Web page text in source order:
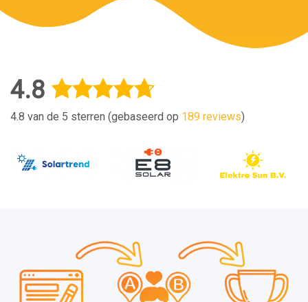
4.8
4.8 van de 5 sterren (gebaseerd op 189 reviews)